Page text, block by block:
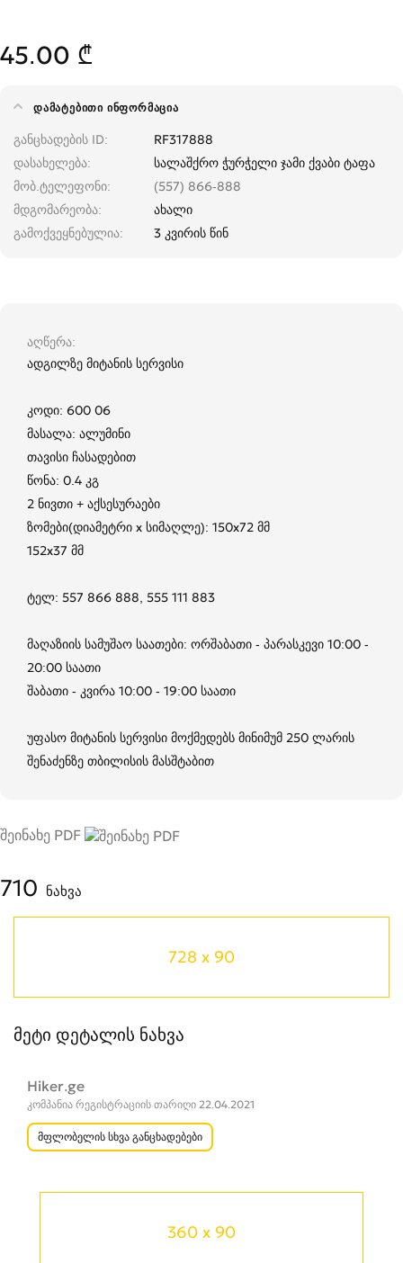
360 x 90
45.00 ₾
ᲓᲐᲛᲐᲢᲔᲑᲘᲗᲘ ᲘᲜᲤᲝᲠᲛᲐᲪᲘᲐ
განცხადების ID
RF317888
დასახელება
სალაშქრო ჭურჭელი ჯამი ქვაბი ტაფა
მობ.ტელეფონი
(557) 866-888
მდგომარეობა
ახალი
გამოქვეყნებულია
3 კვირის წინ
აღწერა
ადგილზე მიტანის სერვისი
კოდი: 600 06
მასალა: ალუმინი
თავისი ჩასადებით
წონა: 0.4 კგ
2 ნივთი + აქსესურაები
ზომები(დიამეტრი x სიმაღლე): 150x72 მმ
152x37 მმ
ტელ: 557 866 888, 555 111 883
მაღაზიის სამუშაო საათები: ორშაბათი - პარასკევი 10:00 -
20:00 საათი
შაბათი - კვირა 10:00 - 19:00 საათი
უფასო მიტანის სერვისი მოქმედებს მინიმუმ 250 ლარის
შენაძენზე თბილისის მასშტაბით
შეინახე PDF
710 ნახვა
728 x 90
მეტი დეტალის ნახვა
Hiker.ge
კომპანია რეგისტრაციის თარიღი 22.04.2021
მფლობელის სხვა განცხადებები